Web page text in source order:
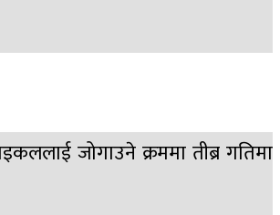
जोगाउने क्रममा तीब्र गतिमा